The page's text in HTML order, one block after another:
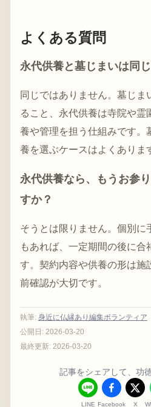
よくある質問
永代供養と墓じまいは同
同じではありません。墓じま
ること、永代供養は寺院や霊
養や管理を担う仕組みです。
養を選ぶケースはよくありま
永代供養なら、もうお参
すか？
そうとは限りません。個別に
もあれば、一定期間の後に合
す。契約内容や供養の形は施
前確認が大切です。
執筆: 身近に仏縁あり編集ボランティア
公開日: 2026-03-20
最終更新: 2026-03-20
記事をシェアして、功
LINE Facebook X